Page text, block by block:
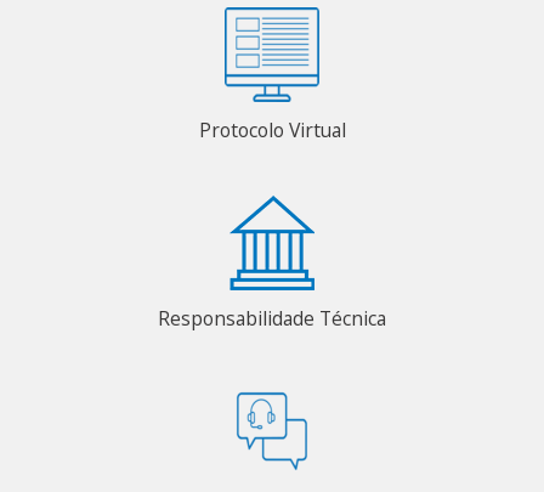
Protocolo Virtual
Responsabilidade Técnica